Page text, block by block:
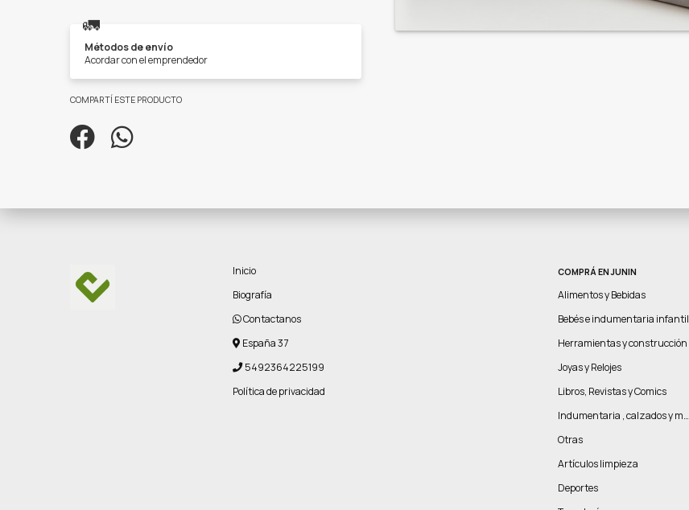
🚛
Métodos de envío
Acordar con el emprendedor
COMPARTÍ ESTE PRODUCTO
Inicio
Biografía
Contactanos
España 37
5492364225199
Política de privacidad
COMPRÁ EN JUNIN
Alimentos y Bebidas
Bebés e indumentaria infantil
Herramientas y construcción
Joyas y Relojes
Libros, Revistas y Comics
Indumentaria , calzados y marroquinería
Otras
Artículos limpieza
Deportes